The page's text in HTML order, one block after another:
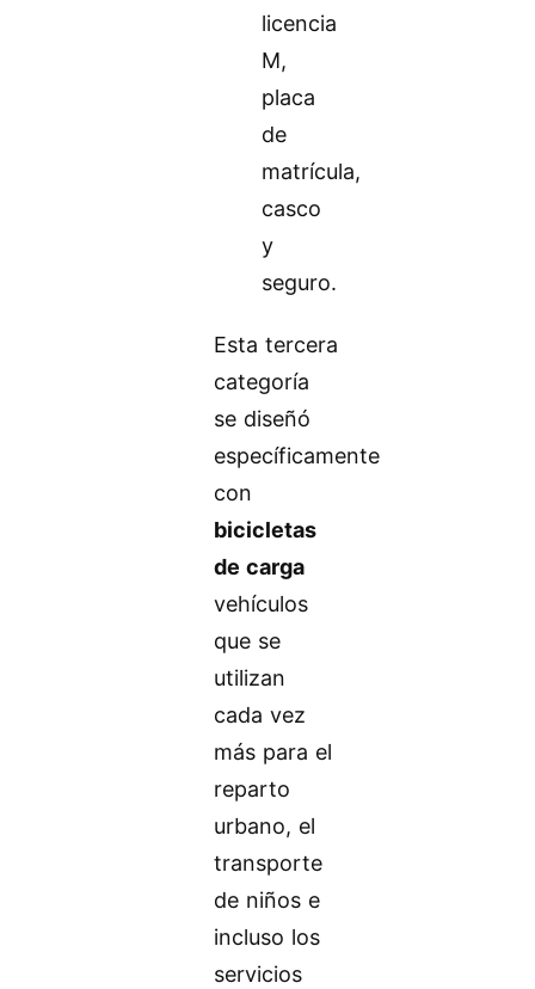
licencia
M,
placa
de
matrícula,
casco
y
seguro.
Esta tercera
categoría
se diseñó
específicamente
con
bicicletas
de carga
vehículos
que se
utilizan
cada vez
más para el
reparto
urbano, el
transporte
de niños e
incluso los
servicios